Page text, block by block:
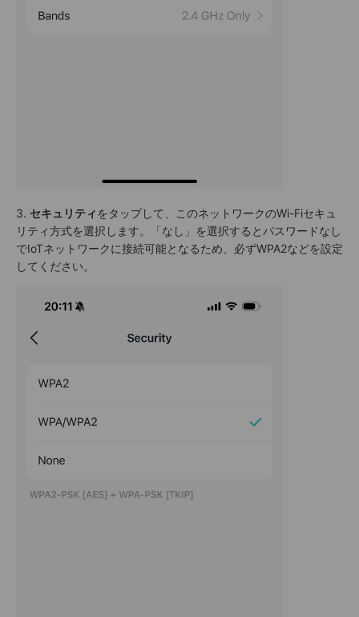
3. セキュリティ をタップして、このネットワークのWi-Fiセキュ
リティ方式を選択します。「なし」を選択するとパスワードなし
でIoTネットワークに接続可能となるため、必ずWPA2などを設定
してください。